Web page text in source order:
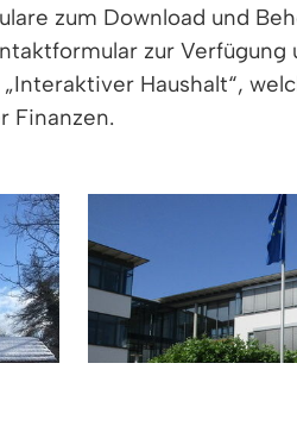
zum Download und
zur
Haushalt“,
Finanzen.